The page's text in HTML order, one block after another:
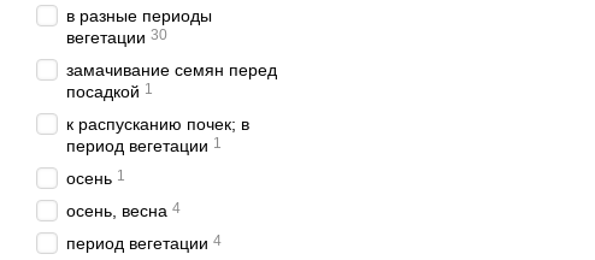
в разные периоды
вегетации 30
замачивание семян перед
посадкой 1
к распусканию почек; в
период вегетации 1
осень 1
осень, весна 4
период вегетации 4